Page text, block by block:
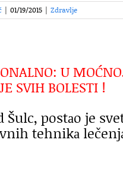
| 01/19/2015 | Zdravlje
U
SVIH BOLESTI !
Šulc, postаo je
tehnikа